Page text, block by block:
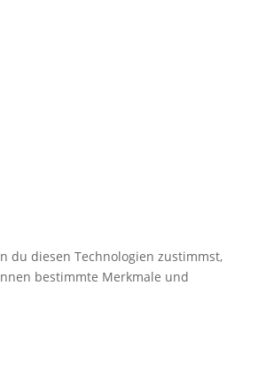
du diesen Technologien zustimmst,
bestimmte Merkmale und